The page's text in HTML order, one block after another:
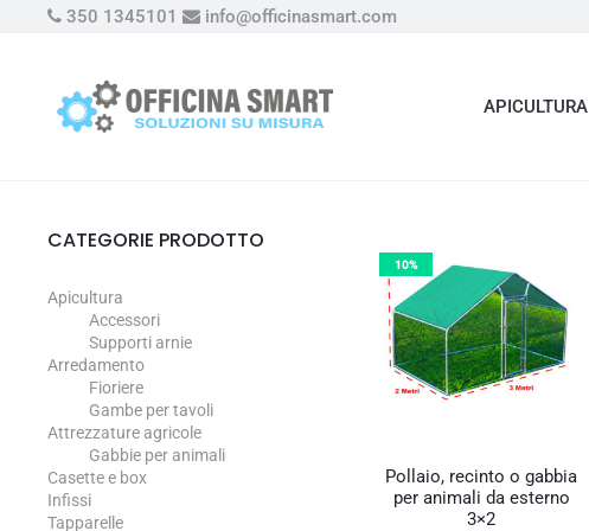
350 1345101 info@officinasmart.com
APICULTURA
10%
Pollaio, recinto o gabbia
per animali da esterno
3×2
CATEGORIE PRODOTTO
Apicultura
Accessori
Supporti arnie
Arredamento
Fioriere
Gambe per tavoli
Attrezzature agricole
Gabbie per animali
Casette e box
Infissi
Tapparelle